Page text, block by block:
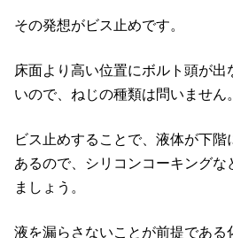
その発想がビス止めです。
床面より高い位置にボルト頭が
いので、ねじの種類は問いません。
ビス止めすることで、液体が下
あるので、シリコンコーキングな
ましょう。
液を漏らさないことが前提である